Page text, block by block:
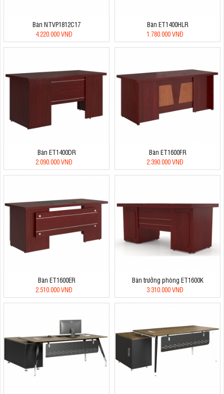
Bàn NTVP1812C17
4.220.000 VNĐ
Bàn ET1400HLR
1.780.000 VNĐ
Bàn ET1400DR
2.090.000 VNĐ
Bàn ET1600FR
2.390.000 VNĐ
Bàn ET1600ER
2.510.000 VNĐ
Bàn trưởng phòng ET1600K
3.310.000 VNĐ